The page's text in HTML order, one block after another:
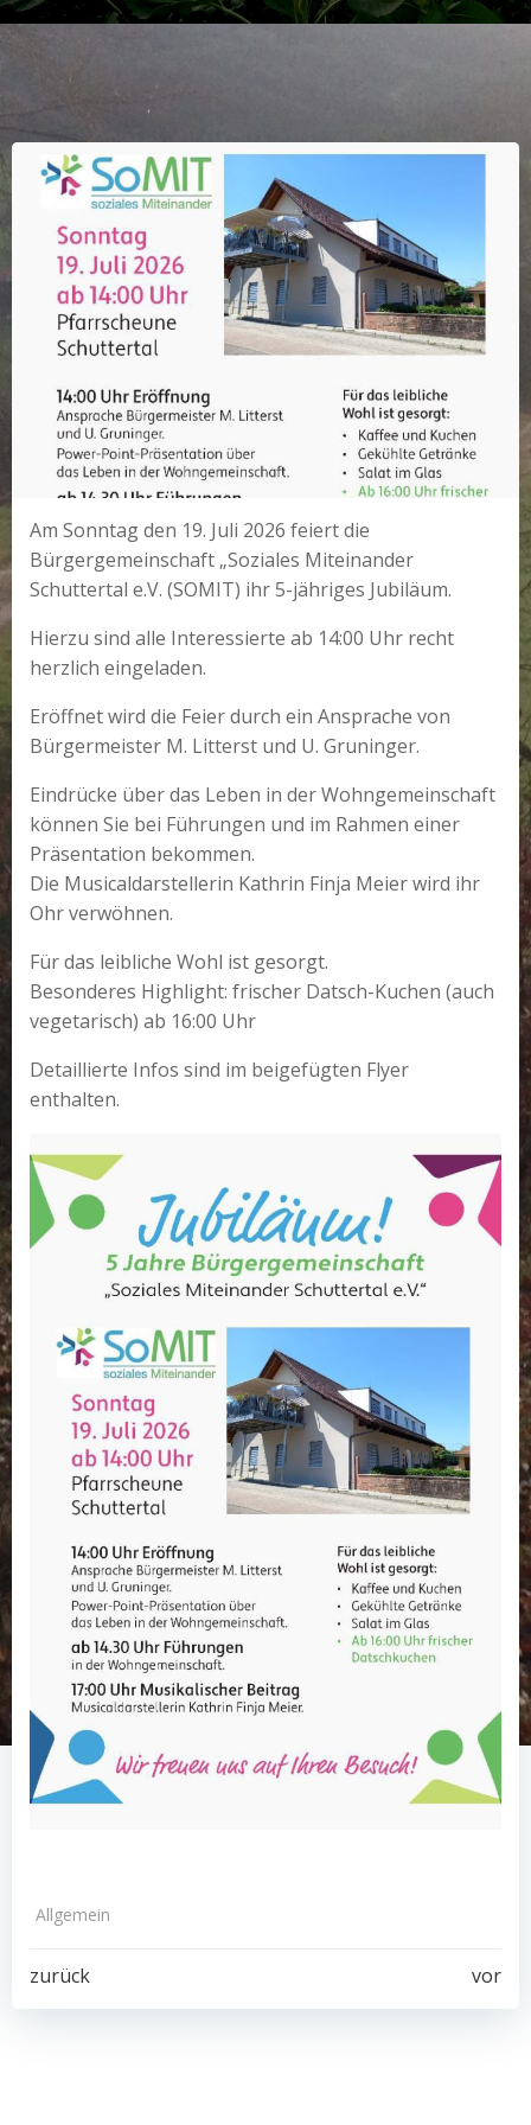
Am Sonntag den 19. Juli 2026 feiert die
Bürgergemeinschaft „Soziales Miteinander
Schuttertal e.V. (SOMIT) ihr 5-jähriges Jubiläum.
Hierzu sind alle Interessierte ab 14:00 Uhr recht
herzlich eingeladen.
Eröffnet wird die Feier durch ein Ansprache von
Bürgermeister M. Litterst und U. Gruninger.
Eindrücke über das Leben in der Wohngemeinschaft
können Sie bei Führungen und im Rahmen einer
Präsentation bekommen.
Die Musicaldarstellerin Kathrin Finja Meier wird ihr
Ohr verwöhnen.
Für das leibliche Wohl ist gesorgt.
Besonderes Highlight: frischer Datsch-Kuchen (auch
vegetarisch) ab 16:00 Uhr
Detaillierte Infos sind im beigefügten Flyer
enthalten.
Allgemein
Post
zurück vor